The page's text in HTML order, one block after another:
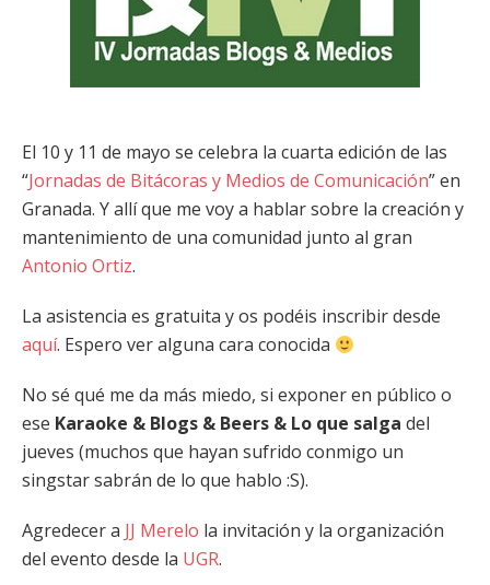
El 10 y 11 de mayo se celebra la cuarta edición de las
“Jornadas de Bitácoras y Medios de Comunicación” en
Granada. Y allí que me voy a hablar sobre la creación y
mantenimiento de una comunidad junto al gran
Antonio Ortiz.
La asistencia es gratuita y os podéis inscribir desde
aquí. Espero ver alguna cara conocida
No sé qué me da más miedo, si exponer en público o
ese Karaoke & Blogs & Beers & Lo que salga del
jueves (muchos que hayan sufrido conmigo un
singstar sabrán de lo que hablo :S).
Agredecer a JJ Merelo la invitación y la organización
del evento desde la UGR.